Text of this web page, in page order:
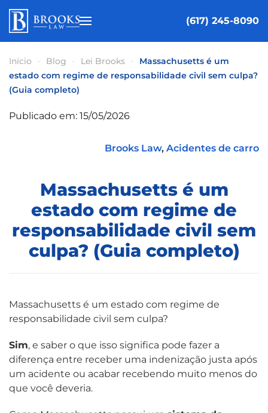
Pular para o conteúdo principal
(617) 245-8090
Início Blog Lei Brooks
Massachusetts é um
estado com regime de responsabilidade civil sem culpa?
(Guia completo)
Publicado em: 15/05/2026
Brooks Law, Acidentes de carro
Massachusetts é um
estado com regime de
responsabilidade civil sem
culpa? (Guia completo)
Massachusetts é um estado com regime de
responsabilidade civil sem culpa?
Sim, e saber o que isso significa pode fazer a
diferença entre receber uma indenização justa após
um acidente ou acabar recebendo muito menos do
que você deveria.